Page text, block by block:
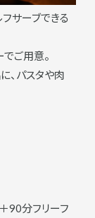
サーブできる
ご用意。
、パスタや肉
90分フリーフ